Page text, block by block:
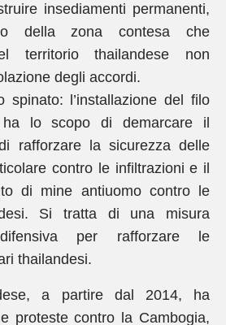
insediamenti permanenti,
della zona contesa che
territorio thailandese non
degli accordi.
spinato: l’installazione del filo
lo scopo di demarcare il
rafforzare la sicurezza delle
contro le infiltrazioni e il
di mine antiuomo contro le
Si tratta di una misura
per rafforzare le
thailandesi.
a partire dal 2014, ha
proteste contro la Cambogia,